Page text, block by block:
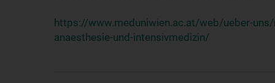
https://www.meduniwien.ac.at/web/ueber-
anaesthesie-und-intensivmedizin/